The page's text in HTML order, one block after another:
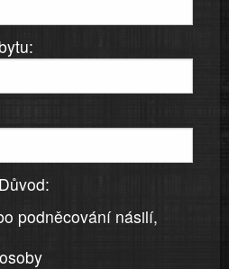
Důvod:
podněcování násilí,